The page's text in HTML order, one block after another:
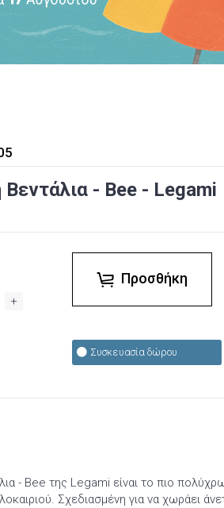
- Bee - Legami
Προσθήκη
Συσκευασία δώρου
- Bee της Legami είναι το πιο
Σχεδιασμένη για να χωράει